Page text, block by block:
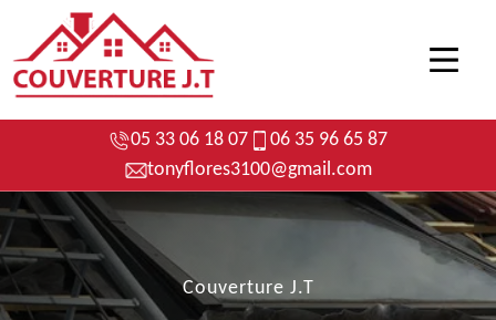
05 33 06 18 07
06 35 96 65 87
tonyflores3100@gmail.com
Couverture J.T